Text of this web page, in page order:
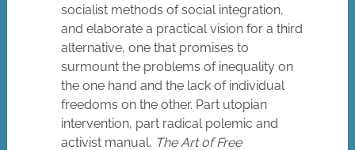
socialist methods of social integration,
and elaborate a practical vision for a third
alternative, one that promises to
surmount the problems of inequality on
the one hand and the lack of individual
freedoms on the other. Part utopian
intervention, part radical polemic and
activist manual, The Art of Free